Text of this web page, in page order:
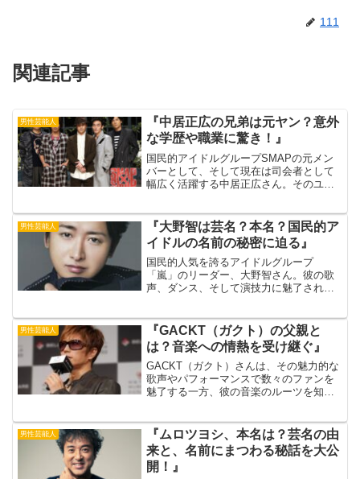
111
関連記事
男性芸能人
『中居正広の兄弟は元ヤン？意外
な学歴や職業に驚き！』
国民的アイドルグループSMAPの元メン
バーとして、そして現在は司会者として
幅広く活躍する中居正広さん。そのユー
かし、そんな中居さんの兄弟について
は、あまり知られていない...
男性芸能人
『大野智は芸名？本名？国民的ア
イドルの名前の秘密に迫る』
国民的人気を誇るアイドルグループ
「嵐」のリーダー、大野智さん。彼の歌
声、ダンス、そして演技力に魅了された
名前について疑問を抱いたことはありま
せんか？「大野智」は芸...
男性芸能人
『GACKT（ガクト）の父親と
は？音楽への情熱を受け継ぐ』
GACKT（ガクト）さんは、その魅力的な
歌声やパフォーマンスで数々のファンを
魅了する一方、彼の音楽のルーツを知る
典元：ライブドアニュース彼の父親は、
プロのトランペット奏...
男性芸能人
『ムロツヨシ、本名は？芸名の由
来と、名前にまつわる秘話を大公
開！』